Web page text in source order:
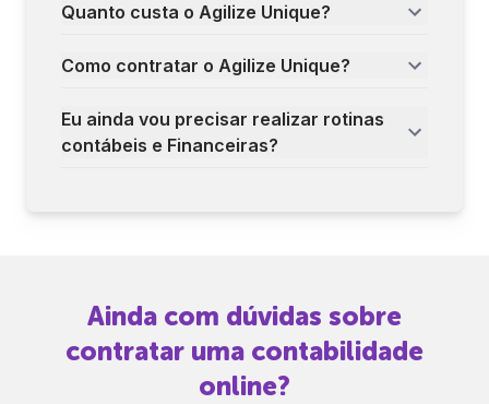
Quanto custa o Agilize Unique?
Como contratar o Agilize Unique?
Eu ainda vou precisar realizar rotinas
contábeis e Financeiras?
Ainda com dúvidas sobre
contratar uma contabilidade
online?